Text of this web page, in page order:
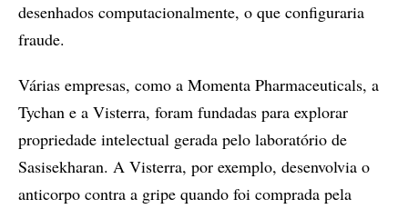
desenhados computacionalmente, o que configuraria
fraude.
Várias empresas, como a Momenta Pharmaceuticals, a
Tychan e a Visterra, foram fundadas para explorar
propriedade intelectual gerada pelo laboratório de
Sasisekharan. A Visterra, por exemplo, desenvolvia o
anticorpo contra a gripe quando foi comprada pela